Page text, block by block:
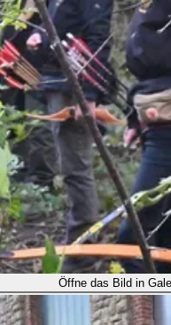
Öffne das Bild in